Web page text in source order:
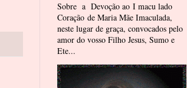
Sobre a Devoção ao I macu lado
Coração de Maria Mãe Imaculada,
neste lugar de graça, convocados pelo
amor do vosso Filho Jesus, Sumo e
Ete...